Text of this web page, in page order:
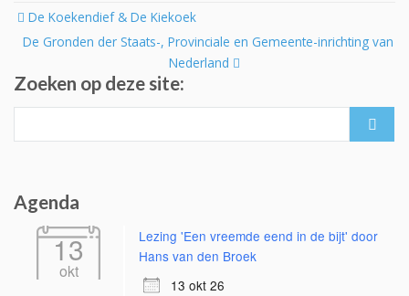
Post
navigation
De Koekendief & De Kiekoek
De Gronden der Staats-, Provinciale en Gemeente-inrichting van
Nederland
Zoeken op deze site:
Agenda
13
okt
Lezing 'Een vreemde eend in de bijt' door
Hans van den Broek
13 okt 26